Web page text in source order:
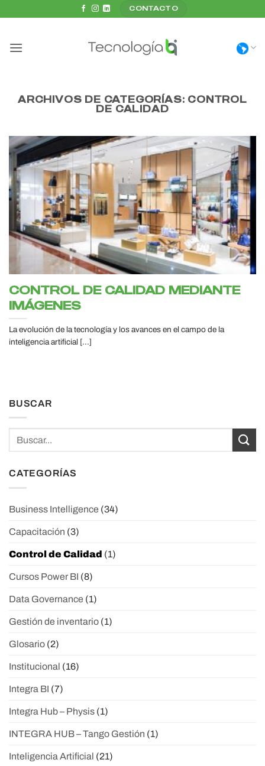
CONTACTO
ARCHIVOS DE CATEGORÍAS: CONTROL
DE CALIDAD
CONTROL DE CALIDAD MEDIANTE
IMÁGENES
La evolución de la tecnología y los avances en el campo de la
inteligencia artificial [...]
BUSCAR
CATEGORÍAS
Business Intelligence (34)
Capacitación (3)
Control de Calidad (1)
Cursos Power BI (8)
Data Governance (1)
Gestión de inventario (1)
Glosario (2)
Institucional (16)
Integra BI (7)
Integra Hub – Physis (1)
INTEGRA HUB – Tango Gestión (1)
Inteligencia Artificial (21)